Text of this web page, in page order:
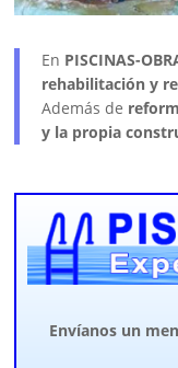
En PISCINAS-
rehabilitación y
Además de
y la propia
Envíanos un